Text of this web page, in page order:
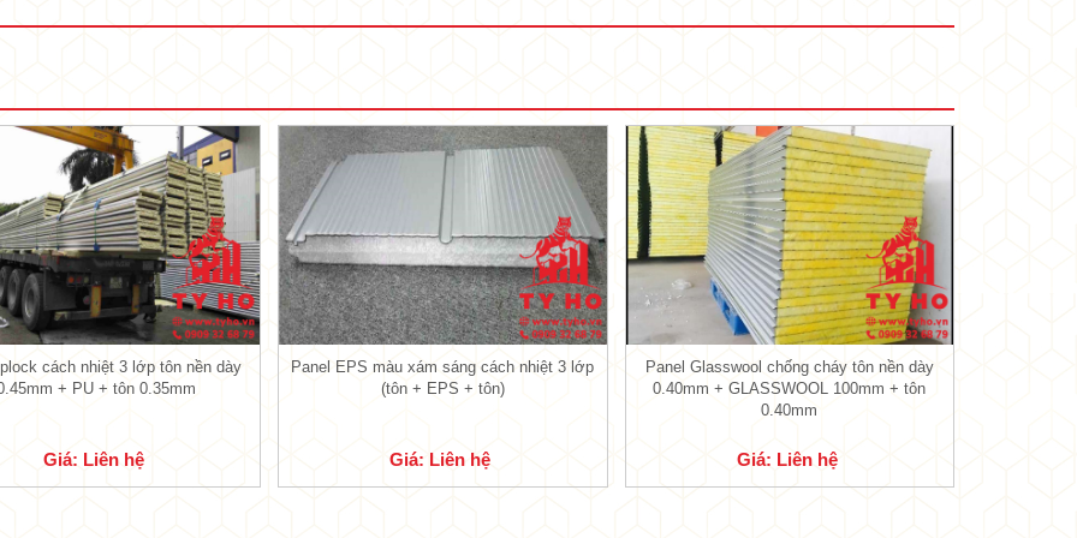
Tấm Panel tiêu âm đang được thi công
Panel tiêu âm Rockwool, nó có cấu tạo như thế nào?. Tỷ Hổ và quý vị cùng nhau tìm
đục lỗ, đường kính lỗ khoảng 0.4mm, các lỗ này giúp âm thanh thẩm thấu vào tấm
cũng được sản xuất theo nhiều độ dạy khác nhau, nên tùy theo mục đích sử dụng
cách nhiệt 3 lớp tôn nền dày
+ PU + tôn 0.35mm
Giá: Liên hệ
Panel EPS màu xám sáng cách nhiệt 3 lớp
(tôn + EPS + tôn)
Giá: Liên hệ
Panel Glasswool chống cháy tôn nền dày
0.40mm + GLASSWOOL 100mm + tôn
0.40mm
Giá: Liên hệ
•
•
•